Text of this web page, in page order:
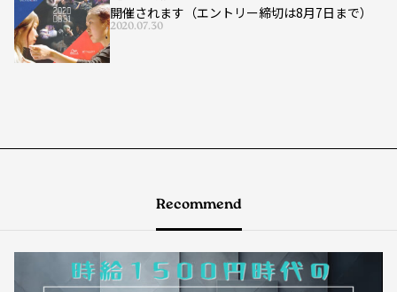
開催されます（エントリー締切は8月7日まで）
2020.07.30
Recommend